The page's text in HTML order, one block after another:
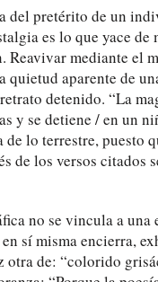
del pretérito de un
es lo que yace de
Reavivar mediante el
quietud aparente de
detenido. “La
se detiene / en un
lo terrestre, puesto
de los versos
no se vincula a
sí misma encierra,
otra de: “colorido